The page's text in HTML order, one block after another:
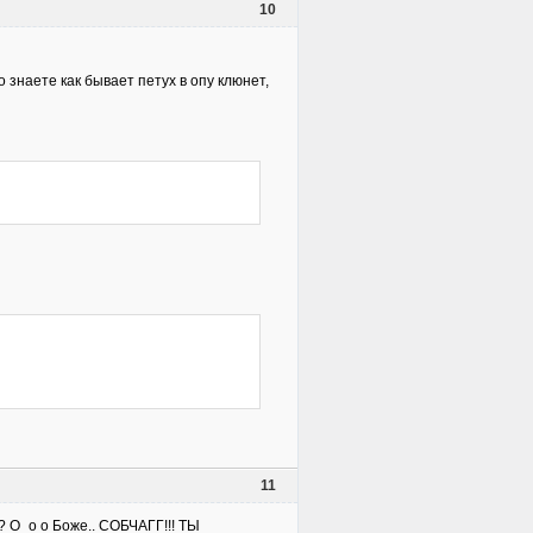
10
как бывает петух в опу клюнет,
11
? О_о о Боже.. СОБЧАГГ!!! ТЫ